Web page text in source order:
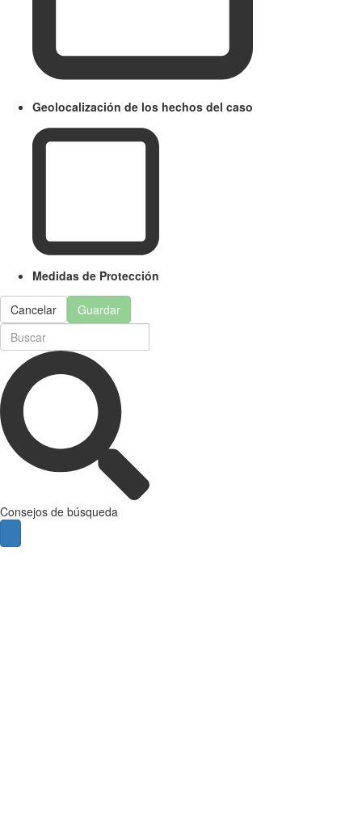
Geolocalización de los hechos del caso
Medidas de Protección
Cancelar Guardar
Consejos de búsqueda